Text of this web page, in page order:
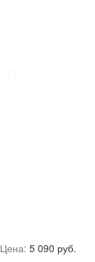
Цена: 5 090 руб.